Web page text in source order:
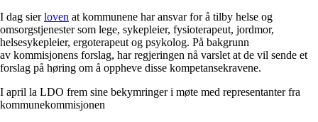
I dag sierloven at kommunene har ansvar for å tilby helse og
omsorgstjenester som lege, sykepleier, fysioterapeut, jordmor,
helsesykepleier, ergoterapeut og psykolog. På bakgrunn
av kommisjonens forslag, har regjeringen nå varslet at de vil sende et
forslag på høring om å oppheve disse kompetansekravene.
I april la LDO frem sine bekymringer i møte med representanter fra
kommunekommisjonen